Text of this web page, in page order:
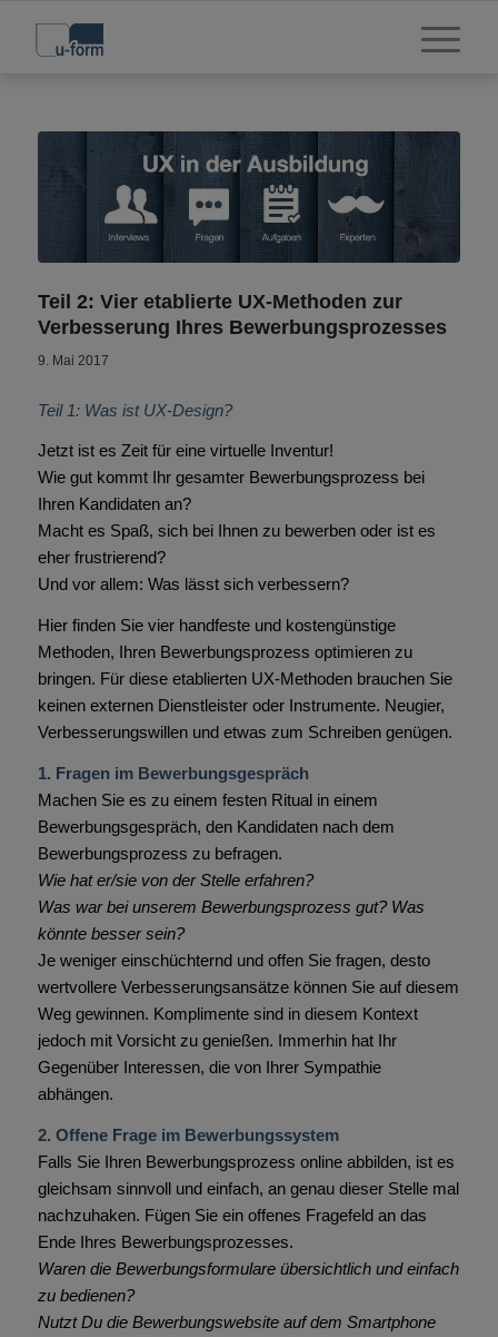
Teil 2: Vier etablierte UX-Methoden zur
Verbesserung Ihres Bewerbungsprozesses
9. Mai 2017
Teil 1: Was ist UX-Design?
Jetzt ist es Zeit für eine virtuelle Inventur!
Wie gut kommt Ihr gesamter Bewerbungsprozess bei
Ihren Kandidaten an?
Macht es Spaß, sich bei Ihnen zu bewerben oder ist es
eher frustrierend?
Und vor allem: Was lässt sich verbessern?
Hier finden Sie vier handfeste und kostengünstige
Methoden, Ihren Bewerbungsprozess optimieren zu
bringen. Für diese etablierten UX-Methoden brauchen Sie
keinen externen Dienstleister oder Instrumente. Neugier,
Verbesserungswillen und etwas zum Schreiben genügen.
1. Fragen im Bewerbungsgespräch
Machen Sie es zu einem festen Ritual in einem
Bewerbungsgespräch, den Kandidaten nach dem
Bewerbungsprozess zu befragen.
Wie hat er/sie von der Stelle erfahren?
Was war bei unserem Bewerbungsprozess gut? Was
könnte besser sein?
Je weniger einschüchternd und offen Sie fragen, desto
wertvollere Verbesserungsansätze können Sie auf diesem
Weg gewinnen. Komplimente sind in diesem Kontext
jedoch mit Vorsicht zu genießen. Immerhin hat Ihr
Gegenüber Interessen, die von Ihrer Sympathie
abhängen.
2. Offene Frage im Bewerbungssystem
Falls Sie Ihren Bewerbungsprozess online abbilden, ist es
gleichsam sinnvoll und einfach, an genau dieser Stelle mal
nachzuhaken. Fügen Sie ein offenes Fragefeld an das
Ende Ihres Bewerbungsprozesses.
Waren die Bewerbungsformulare übersichtlich und einfach
zu bedienen?
Nutzt Du die Bewerbungswebsite auf dem Smartphone